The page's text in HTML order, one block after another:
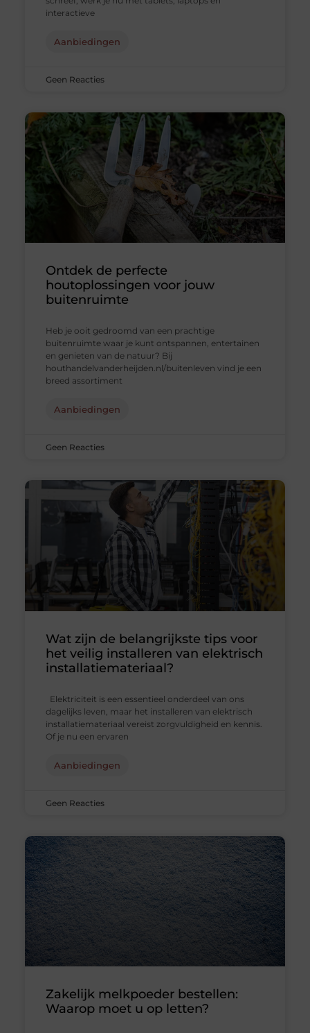
interactieve
Aanbiedingen
Geen Reacties
Ontdek de perfecte
houtoplossingen voor jouw
buitenruimte
Heb je ooit gedroomd van een prachtige
buitenruimte waar je kunt ontspannen, entertainen
en genieten van de natuur? Bij
houthandelvanderheijden.nl/buitenleven vind je een
breed assortiment
Aanbiedingen
Geen Reacties
Wat zijn de belangrijkste tips voor
het veilig installeren van elektrisch
installatiemateriaal?
Elektriciteit is een essentieel onderdeel van ons
dagelijks leven, maar het installeren van elektrisch
installatiemateriaal vereist zorgvuldigheid en kennis.
Of je nu een ervaren
Aanbiedingen
Geen Reacties
Zakelijk melkpoeder bestellen:
Waarop moet u op letten?